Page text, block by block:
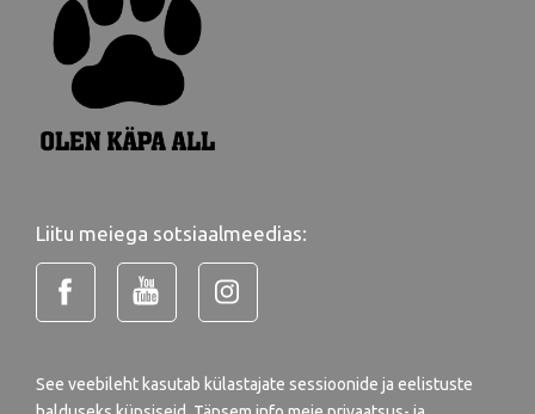
Liitu meiega sotsiaalmeedias:
See veebileht kasutab külastajate sessioonide ja eelistuste